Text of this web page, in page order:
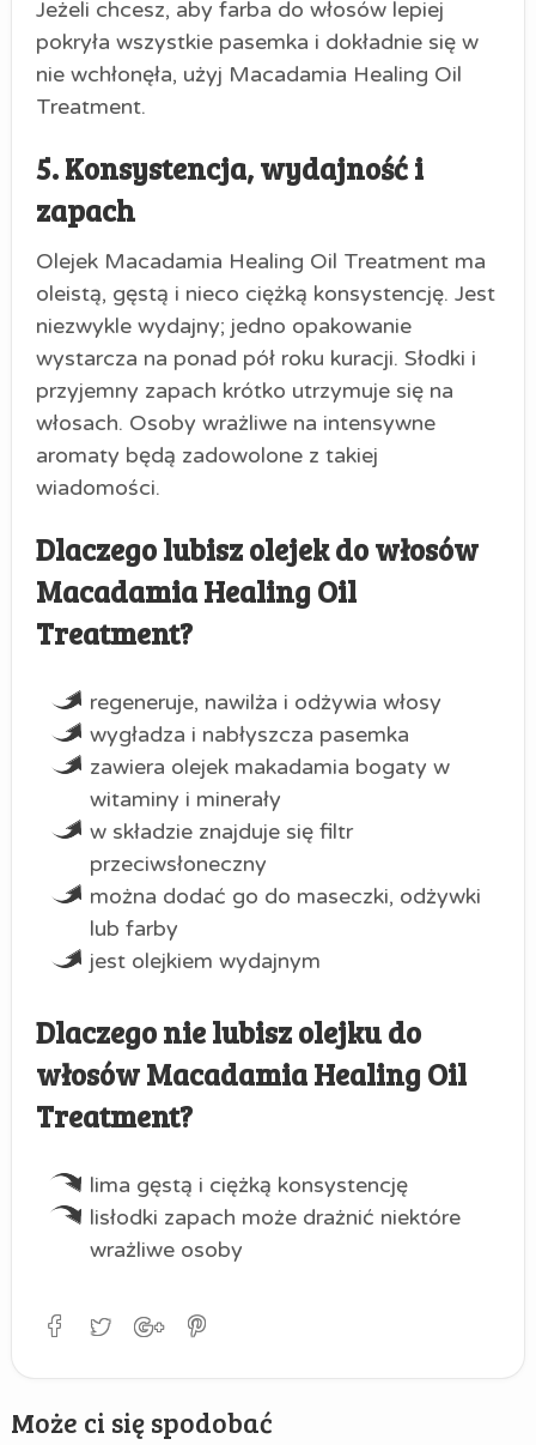
Jeżeli chcesz, aby farba do włosów lepiej
pokryła wszystkie pasemka i dokładnie się w
nie wchłonęła, użyj Macadamia Healing Oil
Treatment.
5. Konsystencja, wydajność i
zapach
Olejek Macadamia Healing Oil Treatment ma
oleistą, gęstą i nieco ciężką konsystencję. Jest
niezwykle wydajny; jedno opakowanie
wystarcza na ponad pół roku kuracji. Słodki i
przyjemny zapach krótko utrzymuje się na
włosach. Osoby wrażliwe na intensywne
aromaty będą zadowolone z takiej
wiadomości.
Dlaczego lubisz olejek do włosów
Macadamia Healing Oil
Treatment?
regeneruje, nawilża i odżywia włosy
wygładza i nabłyszcza pasemka
zawiera olejek makadamia bogaty w
witaminy i minerały
w składzie znajduje się filtr
przeciwsłoneczny
można dodać go do maseczki, odżywki
lub farby
jest olejkiem wydajnym
Dlaczego nie lubisz olejku do
włosów Macadamia Healing Oil
Treatment?
lima gęstą i ciężką konsystencję
lisłodki zapach może drażnić niektóre
wrażliwe osoby
Może ci się spodobać